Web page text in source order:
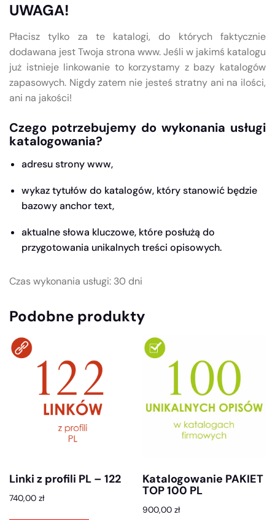
UWAGA!
Płacisz tylko za te katalogi, do których faktycznie
dodawana jest Twoja strona www. Jeśli w jakimś katalogu
już istnieje linkowanie to korzystamy z bazy katalogów
zapasowych. Nigdy zatem nie jesteś stratny ani na ilości,
ani na jakości!
Czego potrzebujemy do wykonania usługi
katalogowania?
adresu strony www,
wykaz tytułów do katalogów, który stanowić będzie
bazowy anchor text,
aktualne słowa kluczowe, które posłużą do
przygotowania unikalnych treści opisowych.
Czas wykonania usługi: 30 dni
Podobne produkty
Linki z profili PL – 122
740,00 zł
Katalogowanie PAKIET
TOP 100 PL
900,00zł